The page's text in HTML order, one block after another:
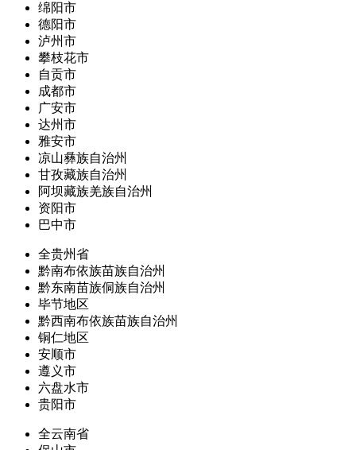
绵阳市
德阳市
泸州市
攀枝花市
自贡市
成都市
广安市
达州市
雅安市
凉山彝族自治州
甘孜藏族自治州
阿坝藏族羌族自治州
资阳市
巴中市
全贵州省
黔南布依族苗族自治州
黔东南苗族侗族自治州
毕节地区
黔西南布依族苗族自治州
铜仁地区
安顺市
遵义市
六盘水市
贵阳市
全云南省